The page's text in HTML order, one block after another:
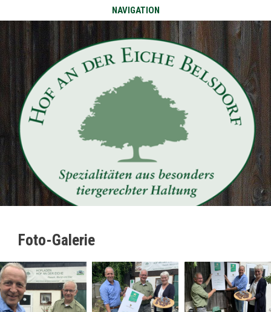
NAVIGATION
Foto-Galerie